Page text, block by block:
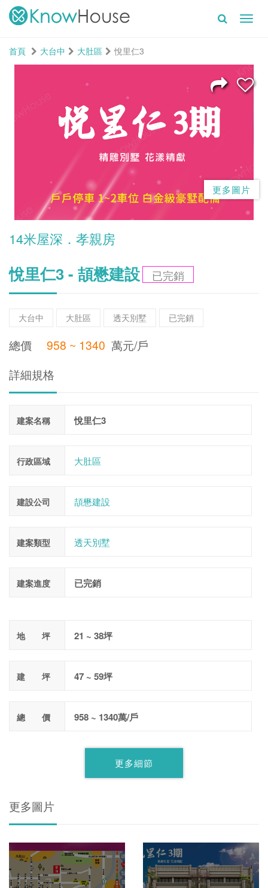
首頁 大台中 大肚區 悅里仁3
更多圖片
14米屋深．孝親房
悅里仁3 - 頡懋建設 已完銷
大台中 大肚區 透天別墅 已完銷
總價 958 ~ 1340 萬元/戶
詳細規格
建案名稱 悅里仁3
行政區域 大肚區
建設公司 頡懋建設
建案類型 透天別墅
建案進度 已完銷
地 坪 21 ~ 38坪
建 坪 47 ~ 59坪
總 價 958 ~ 1340萬/戶
更多細節
更多圖片